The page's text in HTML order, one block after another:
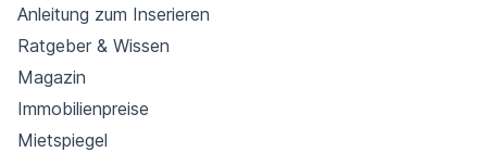
Anleitung zum Inserieren
Ratgeber & Wissen
Magazin
Immobilienpreise
Mietspiegel